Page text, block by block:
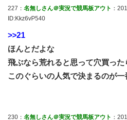
227： 名無しさん＠実況で競馬板アウト ：
ID:Kkz6vP540
>>21
ほんとだよな
飛ぶなら荒れると思って穴買った
このぐらいの人気で決まるのが
230： 名無しさん＠実況で競馬板アウト ：